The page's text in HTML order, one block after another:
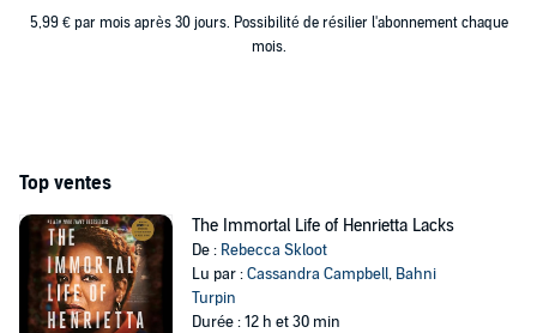
5,99 € par mois après 30 jours. Possibilité de résilier l'abonnement chaque
mois.
Top ventes
The Immortal Life of Henrietta Lacks
De : Rebecca Skloot
Lu par :Cassandra Campbell, Bahni
Turpin
Durée : 12 h et 30 min